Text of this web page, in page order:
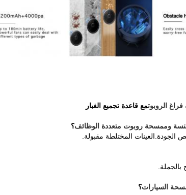
الروبوتمع قاعدة تجميع الغبار
وممسحة روبوت متعددة الوظائف؟
المختلطة مقبولة.
السيارات؟